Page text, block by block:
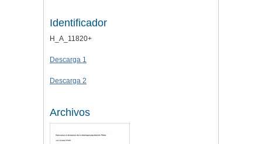
Identificador
H_A_11820+
Descarga 1
Descarga 2
Archivos